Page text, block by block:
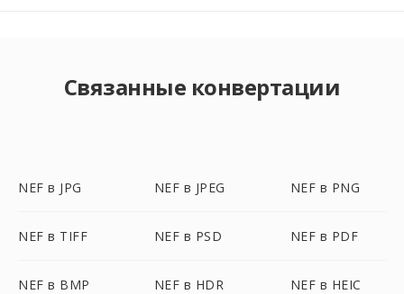
Связанные конвертации
NEF в JPG NEF в JPEG NEF в PNG
NEF в TIFF NEF в PSD NEF в PDF
NEF в BMP NEF в HDR NEF в HEIC